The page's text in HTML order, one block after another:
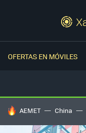
OFERTAS EN MÓVILES
HOY SE HABLA DE
AEMET China